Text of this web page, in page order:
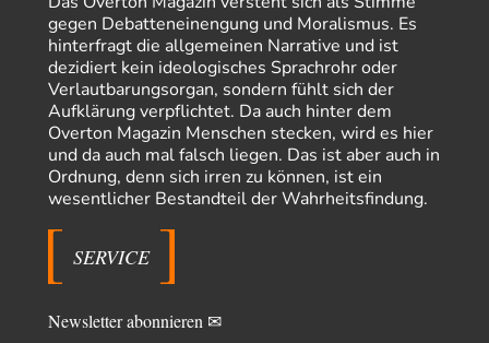
Transparenz, Rechtstaatlichkeit und…
El-Gvor 16 Stunden zu:
US-Außenministerium: Kuba ist „weniger ein Nationalstaat
als eine allumfassende Geheimdienst- und
Subversionsoperation
Gut, dass Sie »Schande« geschrieben haben und nicht „Scheitern“, denn
das war und ist es…
Stefan M
vor 17 Stunden zu:
Masseninvasion von Ceuta: Ein organisierter Angriff
Ja ja, das ist der Fluch der schönen neuen Smartphone-Zeit. Einer ruft und
Zehntausende dackeln…
Schattenland vor 22 Stunden zu:
Unkabarettistische Anstalten
Dem schließe ich mich 100 pro an - das deutsche politische Kabarett ist
tot (Lisa…
gegen Debatteneinengung und Moralismus. Es
hinterfragt die allgemeinen Narrative und ist
dezidiert kein ideologisches Sprachrohr oder
Verlautbarungsorgan, sondern fühlt sich der
Aufklärung verpflichtet. Da auch hinter dem
Overton Magazin Menschen stecken, wird es hier
und da auch mal falsch liegen. Das ist aber auch in
Ordnung, denn sich irren zu können, ist ein
wesentlicher Bestandteil der Wahrheitsfindung.
SERVICE
Newsletter abonnieren ✉